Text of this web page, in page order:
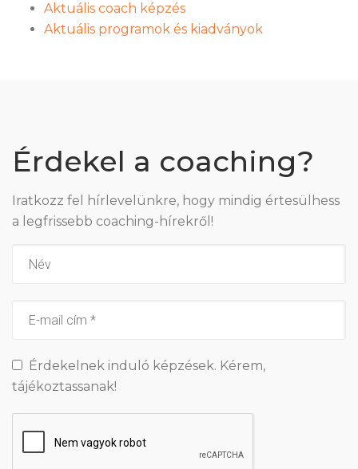
Aktuális coach képzés
Aktuális programok és kiadványok
Érdekel a coaching?
Iratkozz fel hírlevelünkre, hogy mindig értesülhess
a legfrissebb coaching-hírekről!
Érdekelnek induló képzések. Kérem,
tájékoztassanak!